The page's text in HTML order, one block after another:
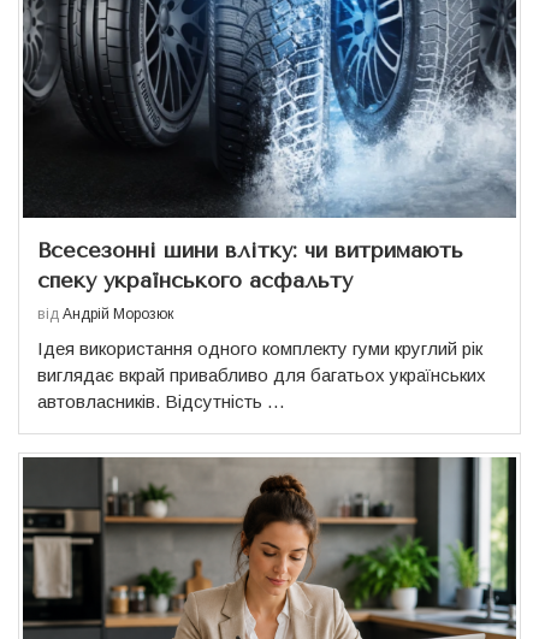
Всесезонні шини влітку: чи витримають
спеку українського асфальту
від Андрій Морозюк
Ідея використання одного комплекту гуми круглий рік
виглядає вкрай привабливо для багатьох українських
автовласників. Відсутність …